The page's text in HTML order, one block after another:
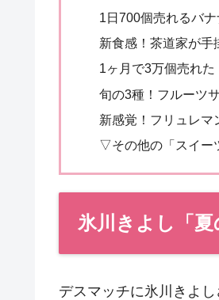
1日700個売れるバナ
新食感！茶道家が手
1ヶ月で3万個売れた
旬の3種！フルーツ
新感覚！フリュレマ
▽その他の「スイー
氷川きよし「夏
デスマッチに氷川きよ